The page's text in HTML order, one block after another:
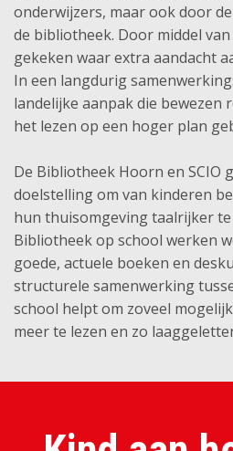
onderwijzers, maar ook door
de bibliotheek. Door middel
gekeken waar extra aandacht
In een langdurig
landelijke aanpak die
het lezen op een hoger plan
De Bibliotheek Hoorn en SCIO
doelstelling om van kinderen
hun thuisomgeving taalrijker te
Bibliotheek op school werken
goede, actuele boeken en
structurele samenwerking
school helpt om zoveel
meer te lezen en zo